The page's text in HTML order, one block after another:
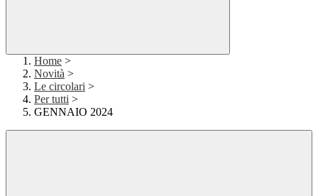
Home >
Novità >
Le circolari >
Per tutti >
GENNAIO 2024